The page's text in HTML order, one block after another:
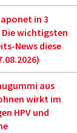
in 3
wichtigsten
News diese
aus
wirkt im
HPV und